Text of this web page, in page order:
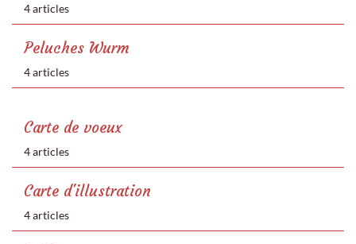
4 articles
Peluches Wurm
4 articles
Carte de voeux
4 articles
Carte d'illustration
4 articles